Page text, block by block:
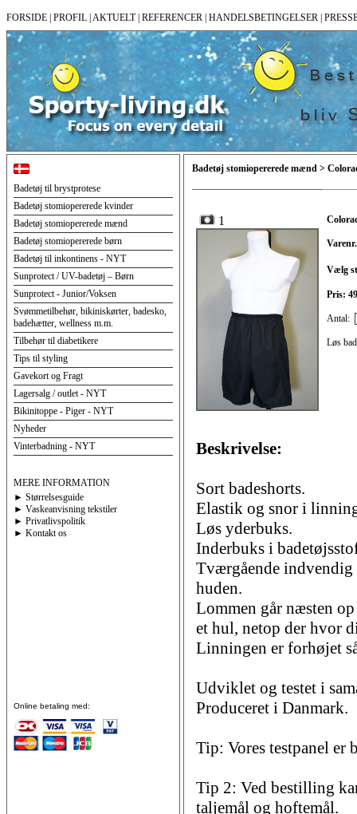
FORSIDE PROFIL AKTUELT| REFERENCER HANDELSBETINGELSER
Badetøj til brystprotese
Badetøj stomiopererede kvinder
Badetøj stomiopererede mænd
Badetøj stomiopererede børn
Badetøj til inkontinens - NYT
Sunprotect / UV-badetøj – Børn
Sunprotect - Junior/Voksen
Svømmetilbehør, bikiniskørter, badesko,
badehætter, wellness m.m.
Tilbehør til diabetikere
Tips til styling
Gavekort og Fragt
Lagersalg / outlet - NYT
Bikinitoppe - Piger - NYT
Nyheder
Vinterbadning - NYT
MERE INFORMATION
► Størrelsesguide
► Vaskeanvisning tekstiler
► Privatlivspolitik
► Kontakt os
Online betaling med:
Badetøj stomiopererede mænd >
1
Vælg
Pris:
Antal:
Løs
Beskrivelse:
Sort badeshorts.
Elastik og snor i
Løs yderbuks.
Inderbuks i
Tværgående indvendig
huden.
Lommen går næsten
et hul, netop der hvor
Linningen er forhøjet
Udviklet og testet i
Produceret i Danmark.
Tip: Vores testpanel
Tip 2: Ved bestilling
taljemål og hoftemål.